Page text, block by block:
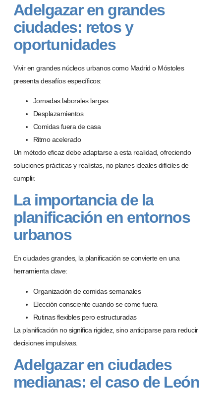
Adelgazar en grandes
ciudades: retos y
oportunidades
Vivir en grandes núcleos urbanos como Madrid o Móstoles
presenta desafíos específicos:
Jornadas laborales largas
Desplazamientos
Comidas fuera de casa
Ritmo acelerado
Un método eficaz debe adaptarse a esta realidad, ofreciendo
soluciones prácticas y realistas, no planes ideales difíciles de
cumplir.
La importancia de la
planificación en entornos
urbanos
En ciudades grandes, la planificación se convierte en una
herramienta clave:
Organización de comidas semanales
Elección consciente cuando se come fuera
Rutinas flexibles pero estructuradas
La planificación no significa rigidez, sinoanticiparse para reducir
decisiones impulsivas.
Adelgazar en ciudades
medianas: el caso de León